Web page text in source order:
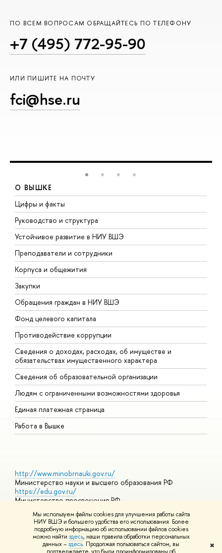
Мы используем файлы cookies для улучшения работы сайта
НИУ ВШЭ и большего удобства его использования. Более
подробную информацию об использовании файлов cookies
можно найти здесь, наши правила обработки персональных
данных –здесь. Продолжая пользоваться сайтом, вы
✖
ПО ВСЕМ ВОПРОСАМ ОБРАЩАЙТЕСЬ ПО ТЕЛЕФОНУ
+7 (495) 772-95-90
ИЛИ ПИШИТЕ НА ПОЧТУ
fci@hse.ru
О ВЫШКЕ
Цифры и факты
Руководство и структура
Устойчивое развитие в НИУ ВШЭ
Преподаватели и сотрудники
Корпуса и общежития
Закупки
Обращения граждан в НИУ ВШЭ
Фонд целевого капитала
Противодействие коррупции
Сведения о доходах, расходах, об имуществе и
обязательствах имущественного характера
Сведения об образовательной организации
Людям с ограниченными возможностями здоровья
Единая платежная страница
Работа в Вышке
http://www.minobrnauki.gov.ru/
Министерство науки и высшего образования РФ
https://edu.gov.ru/
Министерство просвещения РФ
https://elearning.hse.ru/mooc
Массовые открытые онлайн-курсы
© НИУ ВШЭ 1993–2026 Адреса и контактыУсловия